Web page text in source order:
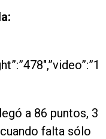
a 86 puntos, 3
falta sólo